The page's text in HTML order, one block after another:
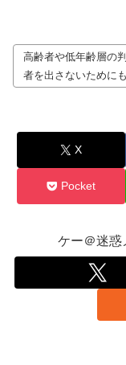
高齢者や低年齢層の
者を出さないために
X
Pocket
ケー＠迷惑